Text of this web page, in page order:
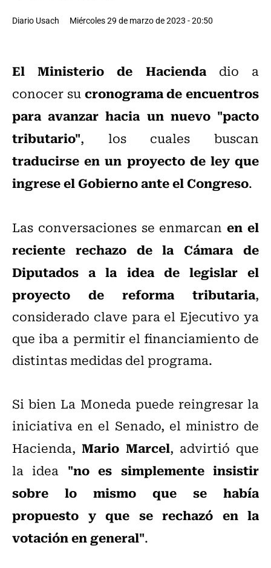
Diario Usach Miércoles 29 de marzo de 2023 - 20:50
El Ministerio de Haciendadio a
conocer sucronograma de encuentros
para avanzar hacia un nuevo "pacto
tributario", los cuales buscan
traducirse en un proyecto de ley que
ingrese el Gobierno ante el Congreso.
Las conversaciones se enmarcanen el
reciente rechazo de la Cámara de
Diputados a la idea de legislar el
proyecto de reforma tributaria,
considerado clave para el Ejecutivo ya
que iba a permitir el financiamiento de
distintas medidas del programa.
Si bien La Moneda puede reingresar la
iniciativa en el Senado, el ministro de
Hacienda,Mario Marcel, advirtió que
la idea "no es simplemente insistir
sobre lo mismo que se había
propuesto y que se rechazó en la
votación en general".